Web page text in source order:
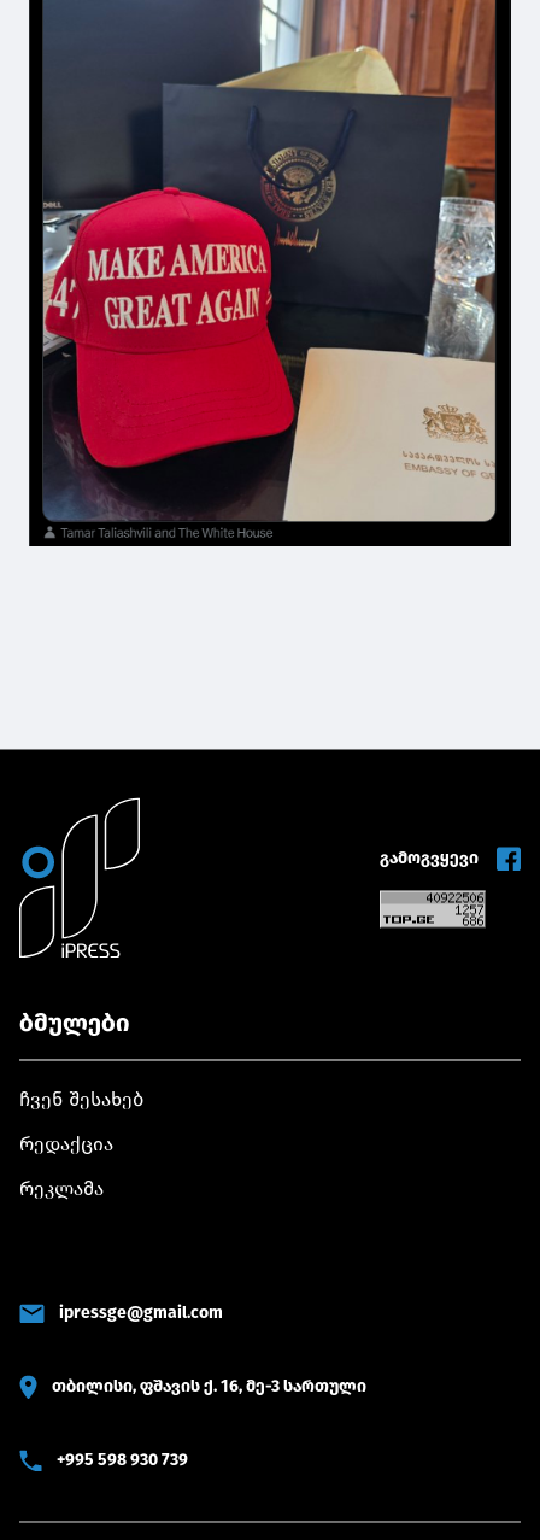
გამოგვყევი
ბმულები
ჩვენ შესახებ
რედაქცია
რეკლამა
ipressge@gmail.com
თბილისი, ფშავის ქ. 16, მე-3 სართული
+995 598 930 739